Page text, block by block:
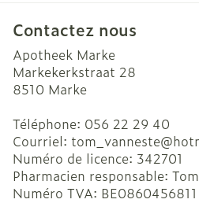
Contactez nous
Apotheek Marke
Markekerkstraat 28
8510 Marke
Téléphone: 056 22 29 40
Courriel: tom_vanneste@
Numéro de licence: 342701
Pharmacien responsable:
Numéro TVA: BE0860456811